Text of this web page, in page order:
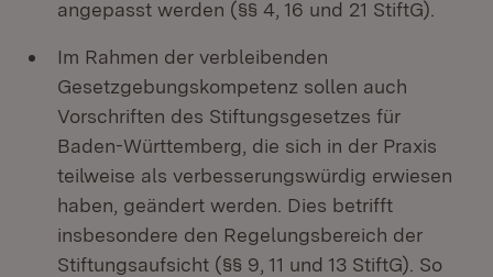
angepasst werden (§§ 4, 16 und 21 StiftG).
Im Rahmen der verbleibenden
Gesetzgebungskompetenz sollen auch
Vorschriften des Stiftungsgesetzes für
Baden-Württemberg, die sich in der Praxis
teilweise als verbesserungswürdig erwiesen
haben, geändert werden. Dies betrifft
insbesondere den Regelungsbereich der
Stiftungsaufsicht (§§ 9, 11 und 13 StiftG). So